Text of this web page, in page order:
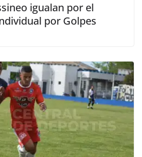
igualan por el
por Golpes